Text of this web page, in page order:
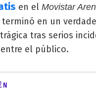
en el Movistar
terminó en un
tras serios
el público.